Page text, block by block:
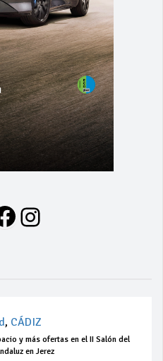
Instagram
, CÁDIZ
y más ofertas en el II Salón del
en Jerez